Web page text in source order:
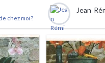
chez moi ?